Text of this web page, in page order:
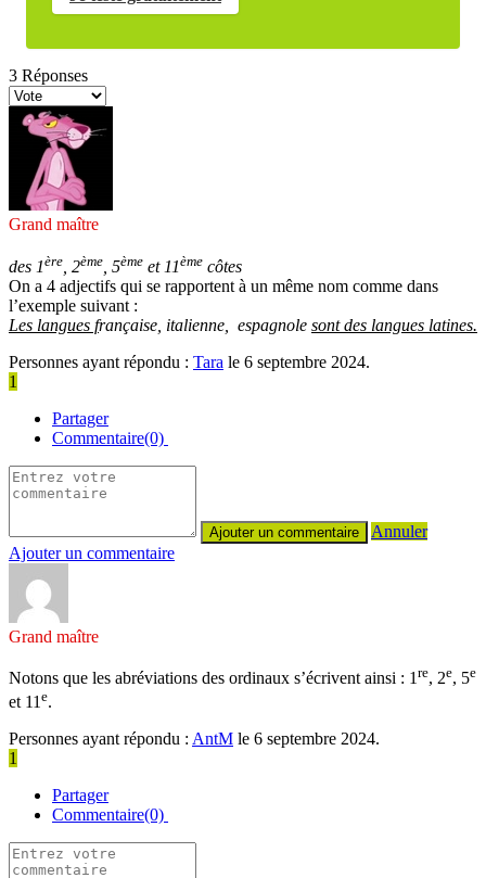
3 Réponses
Grand maître
des 1ère , 2ème , 5ème et 11ème côtes
On a 4 adjectifs qui se rapportent à un même nom comme dans
l’exemple suivant :
Les langues française, italienne, espagnole sont des langues latines.
Personnes ayant répondu : Tara le 6 septembre 2024.
1
Partager
Commentaire(0)
Annuler
Ajouter un commentaire
Grand maître
Notons que les abréviations des ordinaux s’écrivent ainsi : 1 re, 2e, 5e
et 11e.
Personnes ayant répondu : AntM le 6 septembre 2024.
1
Partager
Commentaire(0)